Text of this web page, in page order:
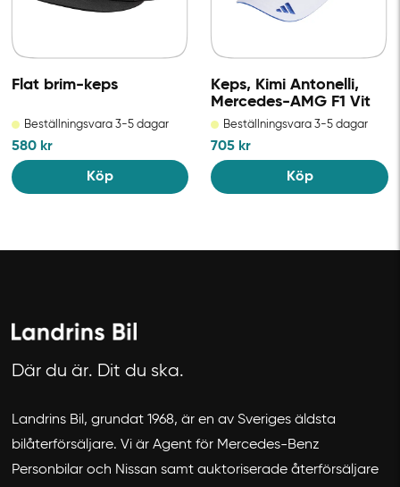
Flat brim-keps
Beställningsvara 3-5 dagar
580 kr
Köp
Keps, Kimi Antonelli,
Mercedes-AMG F1 Vit
Beställningsvara 3-5 dagar
705 kr
Köp
Där du är. Dit du ska.
Landrins Bil, grundat 1968, är en av Sveriges äldsta
bilåterförsäljare. Vi är Agent för Mercedes-Benz
Personbilar och Nissan samt auktoriserade återförsäljare